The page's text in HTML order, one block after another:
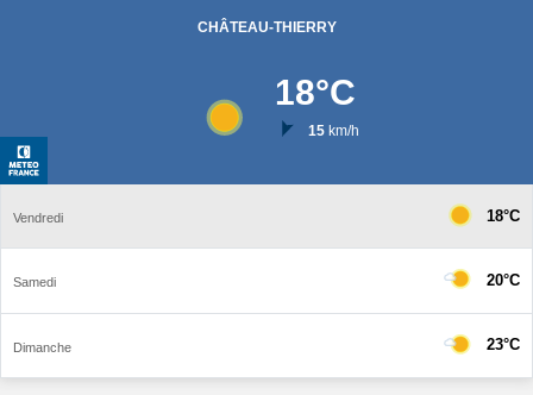
CHÂTEAU-THIERRY
18°C
15km/h
Vendredi 18°C
Samedi 20°C
Dimanche 23°C